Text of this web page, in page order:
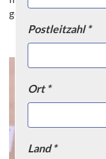
gewährleisten.
Postleitzahl *
Ort *
Land *